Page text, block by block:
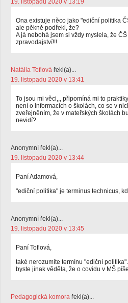
19. listopadu 2020 v 13:19
Ona existuje něco jako "ediční politika
ale pěkně podřekl, že?
A já nebohá jsem si vždy myslela, že
zpravodajství!!!
Natália Toflová řekl(a)...
19. listopadu 2020 v 13:41
To jsou mi věci,,, připomíná mi to
není o informacích o školách, co se v
zveřejněním, že v mateřských školách
nevidí?
Anonymní řekl(a)...
19. listopadu 2020 v 13:44
Paní Adamová,
"ediční politika" je terminus technicus,
Anonymní řekl(a)...
19. listopadu 2020 v 13:45
Paní Toflová,
také nerozumíte termínu "ediční
byste jinak věděla, že o covidu v MŠ
Pedagogická komora řekl(a)...